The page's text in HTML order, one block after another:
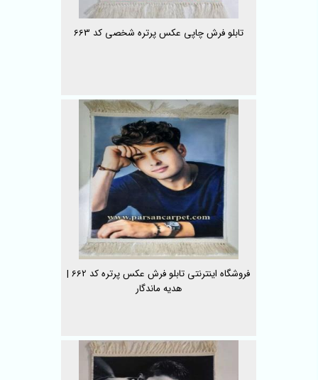
تابلو فرش چاپی عکس پرتره شخصی کد 663
فروشگاه اینترنتی تابلو فرش عکس پرتره کد 662 |
هدیه ماندگار